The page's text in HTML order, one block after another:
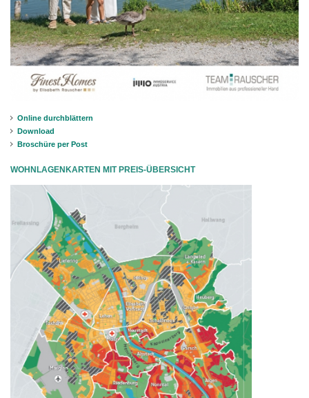
Online durchblättern
Download
Broschüre per Post
WOHNLAGENKARTEN MIT PREIS-ÜBERSICHT